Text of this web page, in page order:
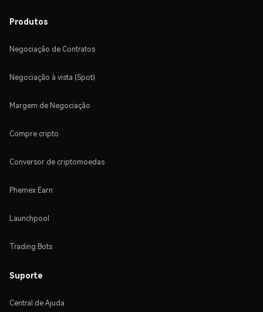
Produtos
Negociação de Contratos
Negociação à vista (Spot)
Margem de Negociação
Compre cripto
Conversor de criptomoedas
Phemex Earn
Launchpool
Trading Bots
Suporte
Central de Ajuda